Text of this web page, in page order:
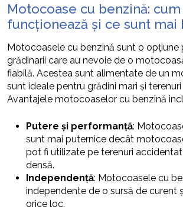
Motocoase cu benzină: cum
funcționează și ce sunt mai
Motocoasele cu benzină sunt o opțiune
grădinarii care au nevoie de o
fiabilă. Acestea sunt alimentate de un
sunt ideale pentru grădini mari și
Avantajele motocoaselor cu benzină
Putere și performanță:
sunt mai puternice decât
pot fi utilizate pe terenuri
densă.
Independență: Motocoasele cu
independente de o sursă de curent
orice loc.